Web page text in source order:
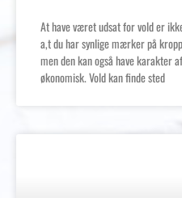
At have været udsat for vold er
a,t du har synlige mærker på
men den kan også have karakter
økonomisk. Vold kan finde sted